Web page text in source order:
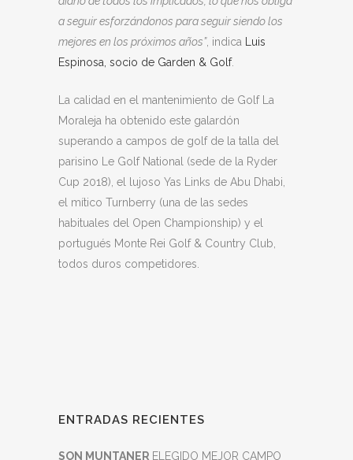
a seguir esforzándonos para seguir siendo los
mejores en los próximos años”, indica
Luis
Espinosa, socio de Garden & Golf.
La calidad en el mantenimiento de Golf La
Moraleja ha obtenido este galardón
superando a campos de golf de la talla del
parisino Le Golf National (sede de la Ryder
Cup 2018), el lujoso Yas Links de Abu Dhabi,
el mítico Turnberry (una de las sedes
habituales del Open Championship) y el
portugués Monte Rei Golf & Country Club,
todos duros competidores.
ENTRADAS RECIENTES
SON MUNTANER ELEGIDO MEJOR CAMPO